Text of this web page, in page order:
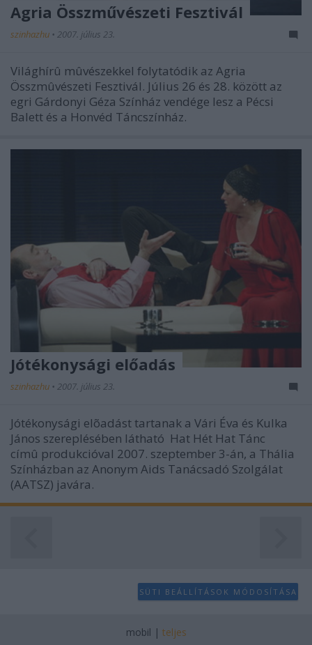
Agria Összművészeti Fesztivál
szinhazhu • 2007. július 23.
Világhírû mûvészekkel folytatódik az Agria
Összmûvészeti Fesztivál. Július 26 és 28. között az
egri Gárdonyi Géza Színház vendége lesz a Pécsi
Balett és a Honvéd Táncszínház.
Jótékonysági előadás
szinhazhu • 2007. július 23.
Jótékonysági elõadást tartanak a Vári Éva és Kulka
János szereplésében látható Hat Hét Hat Tánc
címû produkcióval 2007. szeptember 3-án, a Thália
Színházban az Anonym Aids Tanácsadó Szolgálat
(AATSZ) javára.
SÜTI BEÁLLÍTÁSOK MÓDOSÍTÁSA
mobil | teljes